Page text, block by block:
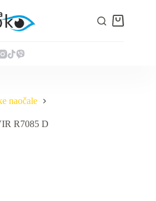
Košarica
naočale
R7085 D